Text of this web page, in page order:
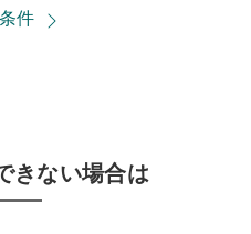
件
きない場合は